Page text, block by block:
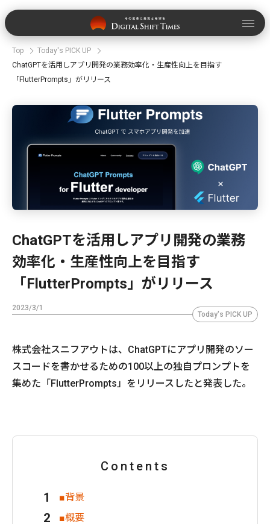
Top
Today's PICK UP
ChatGPTを活用しアプリ開発の業務効率化・生産性向上を目指す
「FlutterPrompts」がリリース
ChatGPTを活用しアプリ開発の業務
効率化・生産性向上を目指す
「FlutterPrompts」がリリース
2023/3/1
Today's PICK UP
株式会社スニフアウトは、ChatGPTにアプリ開発のソー
スコードを書かせるための100以上の独自プロンプトを
集めた「FlutterPrompts」をリリースしたと発表した。
Contents
■背景
■概要